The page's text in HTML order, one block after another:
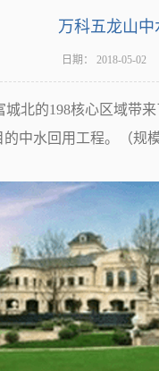
万科五龙山
日期： 2018-05-02
的198核心区域带来
中水回用工程。（